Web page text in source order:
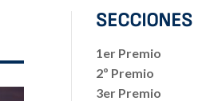
SECCIONES
1er Premio
2º Premio
3er Premio